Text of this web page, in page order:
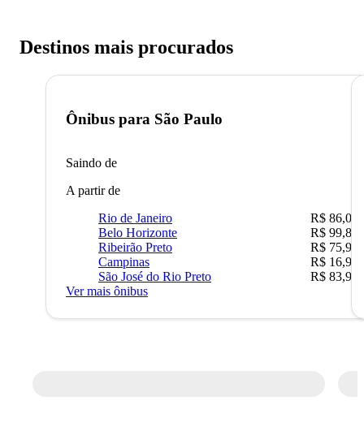
Destinos mais procurados
Ônibus para São Paulo
Saindo de
A partir de
Rio de Janeiro
R$ 86,00
Belo Horizonte
R$ 99,89
Ribeirão Preto
R$ 75,90
Campinas
R$ 16,90
São José do Rio Preto
R$ 83,90
Ver mais ônibus